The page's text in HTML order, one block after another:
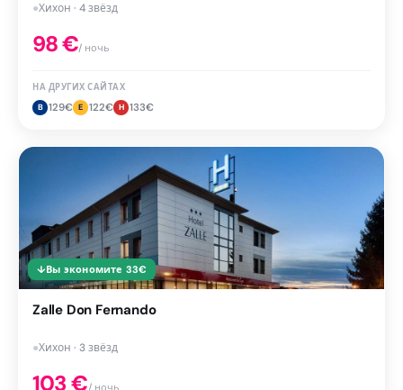
●Хихон · 4 звёзд
98€/ ночь
НА ДРУГИХ САЙТАХ
B 129€ E 122€ H 133€
↓Вы экономите 33€
Zalle Don Fernando
●Хихон · 3 звёзд
103€/ ночь